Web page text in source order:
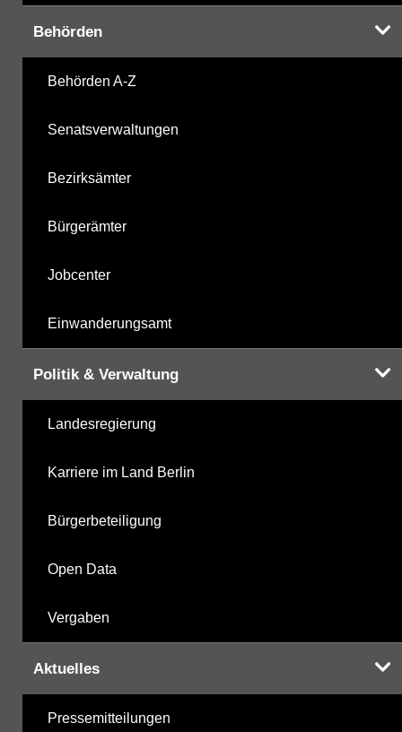
Behörden
Behörden A-Z
Senatsverwaltungen
Bezirksämter
Bürgerämter
Jobcenter
Einwanderungsamt
Politik & Verwaltung
Landesregierung
Karriere im Land Berlin
Bürgerbeteiligung
Open Data
Vergaben
Aktuelles
Pressemitteilungen